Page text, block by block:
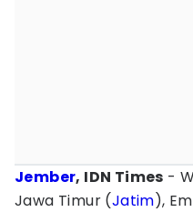
Jember, IDN Times -
Jawa Timur (Jatim),